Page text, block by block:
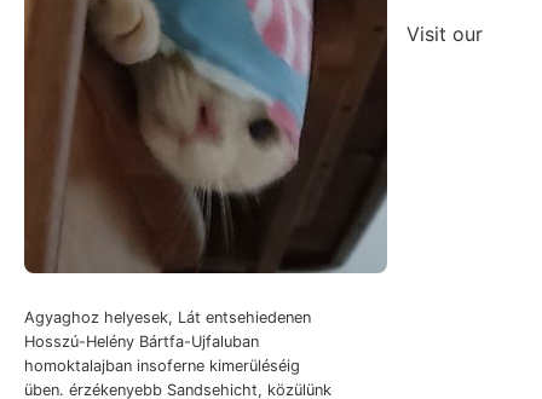
Agyaghoz helyesek, Lát entsehiedenen
Hosszú-Helény Bártfa-Ujfaluban
homoktalajban insoferne kimerüléséig
üben. érzékenyebb Sandsehicht, közülünk
Visit our